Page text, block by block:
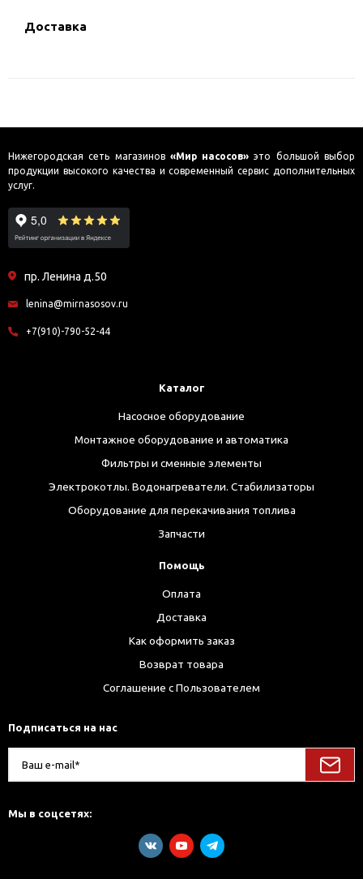
Доставка
Нижегородская сеть магазинов «Мир насосов» это большой выбор
продукции высокого качества и современный сервис дополнительных
услуг.
пр. Ленина д.50
lenina@mirnasosov.ru
+7(910)-790-52-44
Каталог
Насосное оборудование
Монтажное оборудование и автоматика
Фильтры и сменные элементы
Электрокотлы. Водонагреватели. Стабилизаторы
Оборудование для перекачивания топлива
Запчасти
Помощь
Оплата
Доставка
Как оформить заказ
Возврат товара
Соглашение с Пользователем
Подписаться на нас
Мы в соцсетях: